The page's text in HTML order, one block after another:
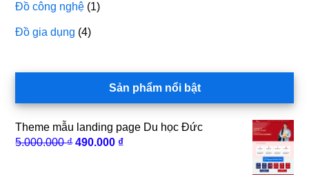
Đồ công nghệ (1)
Đồ gia dụng (4)
Sản phẩm nổi bật
Theme mẫu landing page Du học Đức
5.000.000₫ Giá
490.000 ₫Giá